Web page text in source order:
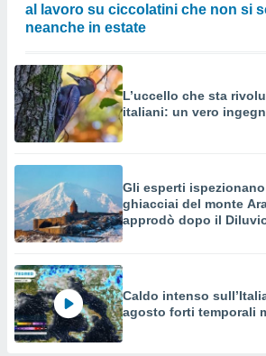
al lavoro su ciccolatini che non si
neanche in estate
L’uccello che sta
italiani: un vero
Gli esperti
ghiacciai del monte
approdò dopo il
Caldo intenso
agosto forti temporali